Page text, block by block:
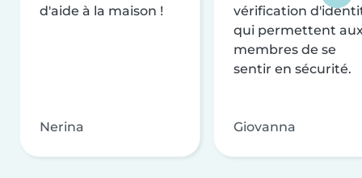
d'aide à la maison !
Nerina
vérification
qui permettent
membres de se
sentir en sécurité.
Giovanna